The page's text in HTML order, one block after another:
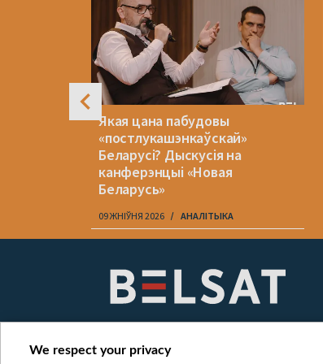
Якая цана пабудовы
«постлукашэнкаўскай»
Беларусі? Дыскусія на
канферэнцыі «Новая
Беларусь»
09 ЖНІЎНЯ 2026 АНАЛІТЫКА
We respect your privacy